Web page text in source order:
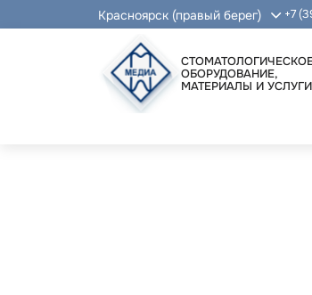
Красноярск (правый берег) +7
ОБОРУДОВАНИЕ,
МАТЕРИАЛЫ И УСЛУГИ